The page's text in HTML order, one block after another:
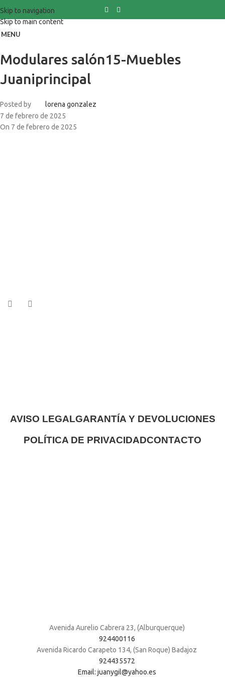
Skip to navigation
Skip to main content
MENU
Modulares salón15-Muebles
Juaniprincipal
Posted by
lorena gonzalez
7 de febrero de 2025
On 7 de febrero de 2025
AVISO LEGALGARANTÍA Y DEVOLUCIONES
POLÍTICA DE PRIVACIDADCONTACTO
Avenida Aurelio Cabrera 23, (Alburquerque)
924400116
Avenida Ricardo Carapeto 134, (San Roque) Badajoz
924435572
Email: juanygil@yahoo.es